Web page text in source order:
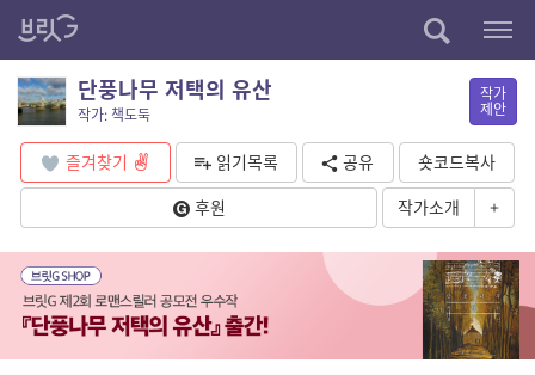
단풍나무 저택의 유산
작가: 책도둑
작가
제안
즐겨찾기 읽기목록 공유
숏코드복사
후원
작가소개 +